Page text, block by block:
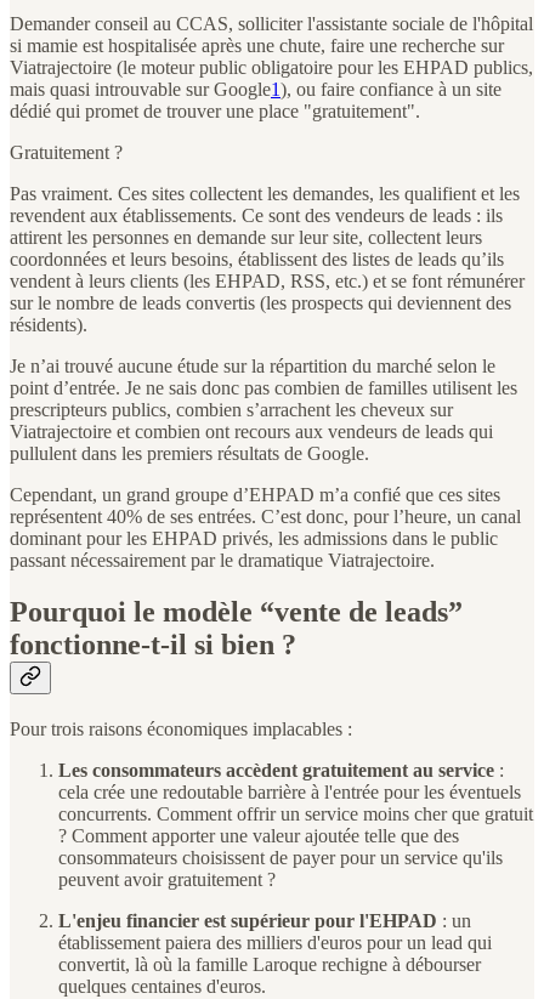
Demander conseil au CCAS, solliciter l'assistante sociale de l'hôpital
si mamie est hospitalisée après une chute, faire une recherche sur
Viatrajectoire (le moteur public obligatoire pour les EHPAD publics,
mais quasi introuvable sur Google1), ou faire confiance à un site
dédié qui promet de trouver une place "gratuitement".
Gratuitement ?
Pas vraiment. Ces sites collectent les demandes, les qualifient et les
revendent aux établissements. Ce sont des vendeurs de leads : ils
attirent les personnes en demande sur leur site, collectent leurs
coordonnées et leurs besoins, établissent des listes de leads qu’ils
vendent à leurs clients (les EHPAD, RSS, etc.) et se font rémunérer
sur le nombre de leads convertis (les prospects qui deviennent des
résidents).
Je n’ai trouvé aucune étude sur la répartition du marché selon le
point d’entrée. Je ne sais donc pas combien de familles utilisent les
prescripteurs publics, combien s’arrachent les cheveux sur
Viatrajectoire et combien ont recours aux vendeurs de leads qui
pullulent dans les premiers résultats de Google.
Cependant, un grand groupe d’EHPAD m’a confié que ces sites
représentent 40% de ses entrées. C’est donc, pour l’heure, un canal
dominant pour les EHPAD privés, les admissions dans le public
passant nécessairement par le dramatique Viatrajectoire.
Pourquoi le modèle “vente de leads”
fonctionne-t-il si bien ?
Pour trois raisons économiques implacables :
Les consommateurs accèdent gratuitement au service :
cela crée une redoutable barrière à l'entrée pour les éventuels
concurrents. Comment offrir un service moins cher que gratuit
? Comment apporter une valeur ajoutée telle que des
consommateurs choisissent de payer pour un service qu'ils
peuvent avoir gratuitement ?
L'enjeu financier est supérieur pour l'EHPAD : un
établissement paiera des milliers d'euros pour un lead qui
convertit, là où la famille Laroque rechigne à débourser
quelques centaines d'euros.